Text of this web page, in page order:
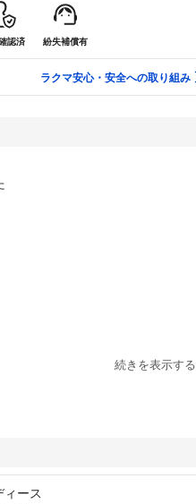
認済 紛失補償有
ラクマ安心・安全への取り組み
続きを表示する
ィース